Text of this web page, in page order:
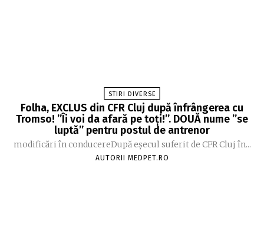
STIRI DIVERSE
Folha, EXCLUS din CFR Cluj după înfrângerea cu
Tromso! ”Îi voi da afară pe toți!”. DOUĂ nume ”se
luptă” pentru postul de antrenor
modificări în conducereDupă eșecul suferit de CFR Cluj în...
AUTORII MEDPET.RO